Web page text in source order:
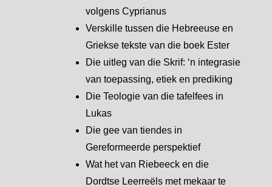
volgens Cyprianus
Verskille tussen die Hebreeuse en
Griekse tekste van die boek Ester
Die uitleg van die Skrif: ‘n integrasie
van toepassing, etiek en prediking
Die Teologie van die tafelfees in
Lukas
Die gee van tiendes in
Gereformeerde perspektief
Wat het van Riebeeck en die
Dordtse Leerreëls met mekaar te